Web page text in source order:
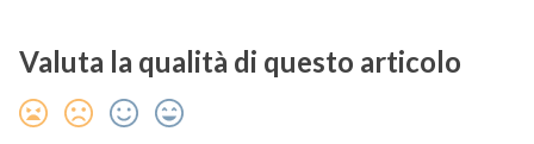
Valuta la qualità di questo articolo